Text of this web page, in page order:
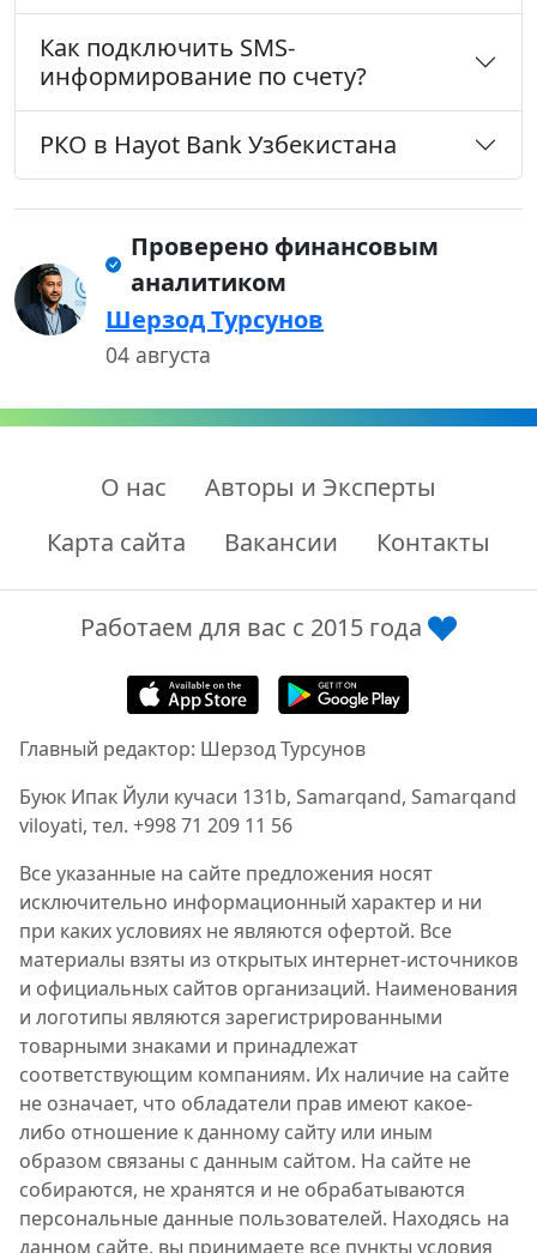
Как подключить SMS-
информирование по счету?
РКО в Hayot Bank Узбекистана
Проверено финансовым
аналитиком
Шерзод Турсунов
04 августа
О нас
Авторы и Эксперты
Карта сайта
Вакансии Контакты
Работаем для вас с 2015 года
Главный редактор: Шерзод Турсунов
Буюк Ипак Йули кучаси 131b, Samarqand, Samarqand
viloyati, тел. +998 71 209 11 56
Все указанные на сайте предложения носят
исключительно информационный характер и ни
при каких условиях не являются офертой. Все
материалы взяты из открытых интернет-источников
и официальных сайтов организаций. Наименования
и логотипы являются зарегистрированными
товарными знаками и принадлежат
соответствующим компаниям. Их наличие на сайте
не означает, что обладатели прав имеют какое-
либо отношение к данному сайту или иным
образом связаны с данным сайтом. На сайте не
собираются, не хранятся и не обрабатываются
персональные данные пользователей. Находясь на
данном сайте, вы принимаете все пункты условия